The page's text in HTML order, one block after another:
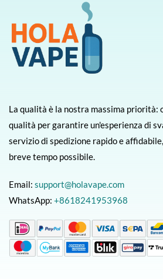
La qualità è la nostra massima
qualità per garantire un'esperienza di
servizio di spedizione rapido e
breve tempo possibile.
Email: support@holavape.com
WhatsApp: +8618241953968